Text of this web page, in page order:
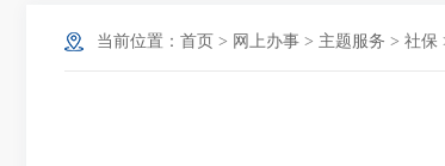
当前位置： 首页 > 网上办事 > 主题服务 > 社保